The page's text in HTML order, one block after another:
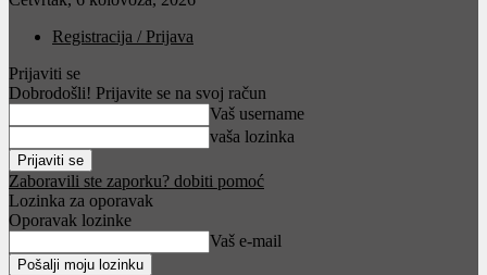
Registracija / Prijava
Prijaviti se
Dobrodošli! Prijavite se na svoj račun
Vaš username
vaša lozinka
Zaboravili ste zaporku? dobiti pomoć
Lozinka za oporavak
Oporavak lozinke
Vaš e-mail